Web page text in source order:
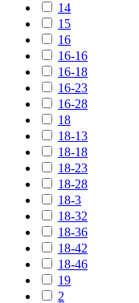
14
15
16
16-16
16-18
16-23
16-28
18
18-13
18-18
18-23
18-28
18-3
18-32
18-36
18-42
18-46
19
2